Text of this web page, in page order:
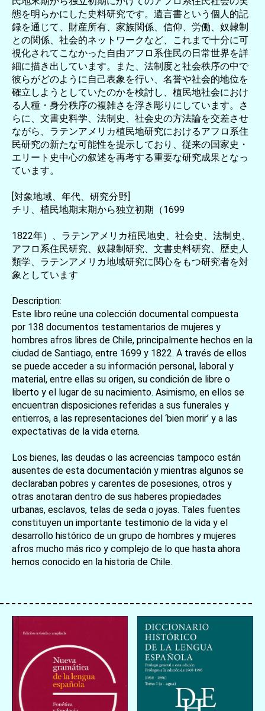
お買い物を続ける カートへ進む
態を明らかにした史料研究です。遺言書という個人的記
録を通じて、財産所有、家族関係、信仰、労働、奴隷制
との関係、社会的ネットワークなど、これまで十分に可
視化されてこなかった自由アフロ系住民の日常世界を詳
細に描き出しています。また、法制度と社会秩序の中で
彼らがどのように自己表象を行い、名誉や社会的地位を
確立しようとしていたのかを検討し、植民地社会におけ
る人種・身分秩序の複雑さを浮き彫りにしています。さ
らに、文書史料学、法制史、社会史の方法論を交差させ
ながら、ラテンアメリカ植民地研究におけるアフロ系住
民研究の新たな可能性を提示しており、従来の国家史・
エリート史中心の叙述を再考する重要な研究成果となっ
ています。
[対象地域、年代、研究分野]
チリ、植民地期末期から独立初期（1699
1822年）、ラテンアメリカ植民地史、社会史、法制史、
アフロ系住民研究、奴隷制研究、文書史料研究、歴史人
類学、ラテンアメリカ地域研究に関心をもつ研究者を対
象としています
Description:
Este libro reúne una colección documental compuesta
por 138 documentos testamentarios de mujeres y
hombres afros libres de Chile, principalmente hechos en la
ciudad de Santiago, entre 1699 y 1822. A través de ellos
se puede acceder a su información personal, laboral y
material, entre ellas su origen, su condición de libre o
liberto y el lugar de su nacimiento. Asimismo, en ellos se
encuentran disposiciones referidas a sus funerales y
entierros, a las representaciones del ‘bien morir’ y a las
expectativas de la vida eterna.
Los bienes, las deudas o las acreencias tampoco están
ausentes de esta documentación y mientras algunos se
declaraban pobres y carentes de posesiones, otros y
otras anotaran dentro de sus haberes propiedades
urbanas, esclavos, telas de seda o joyas. Tales fuentes
constituyen un importante testimonio de la vida y el
desarrollo histórico de un grupo de hombres y mujeres
afros mucho más rico y complejo de lo que hasta ahora
hemos conocido en la historia de Chile.